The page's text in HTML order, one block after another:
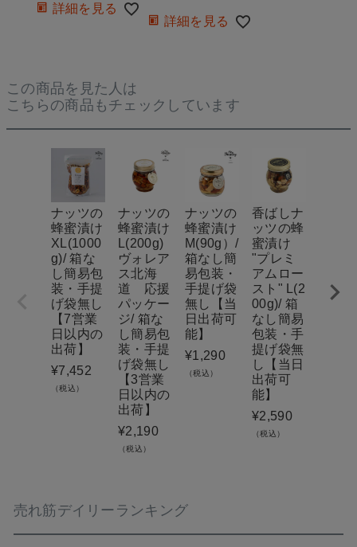
詳細を見る
詳細を見る
この商品を見た人は
こちらの商品もチェックしています
ナッツの
蜂蜜漬け
XL(1000
g)/ 箱な
し簡易包
装・手提
げ袋無し
【7営業
日以内の
出荷】
¥7,452
（税込）
ナッツの
蜂蜜漬け
L(200g)
ヴォレア
ス北海
道 応援
パッケー
ジ/ 箱な
し簡易包
装・手提
げ袋無し
【3営業
日以内の
出荷】
¥2,190
（税込）
ナッツの
蜂蜜漬け
M(90g）/
箱なし簡
易包装・
手提げ袋
無し【当
日出荷可
能】
¥1,290
（税込）
香ばしナ
ッツの蜂
蜜漬け
"プレミ
アムロー
スト" L(2
00g)/ 箱
なし簡易
包装・手
提げ袋無
し【当日
出荷可
能】
¥2,590
（税込）
し簡
装・
売れ筋デイリーランキング